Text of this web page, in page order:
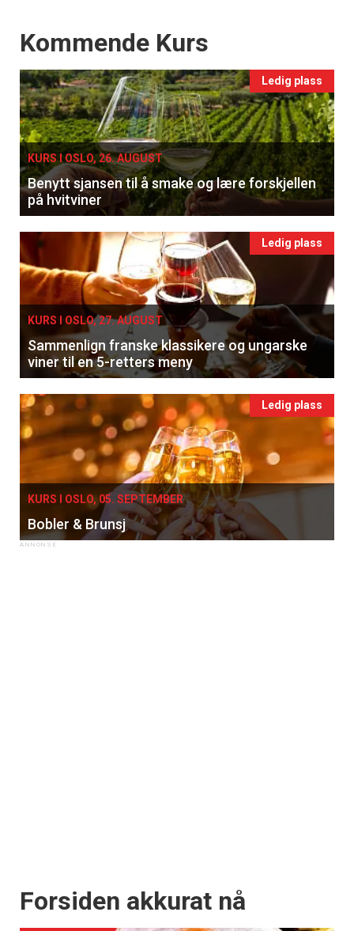
Events
Kommende Kurs
Ledig plass
KURS I OSLO, 26. AUGUST
Benytt sjansen til å smake og lære forskjellen
på hvitviner
Ledig plass
KURS I OSLO, 27. AUGUST
Sammenlign franske klassikere og ungarske
viner til en 5-retters meny
Ledig plass
KURS I OSLO, 05. SEPTEMBER
Bobler & Brunsj
Forsiden akkurat nå